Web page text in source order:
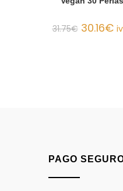
31.75€ 30.16€
PAGO